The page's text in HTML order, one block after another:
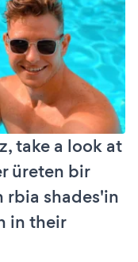
take a look at
üreten bir
rbia shades'in
in their